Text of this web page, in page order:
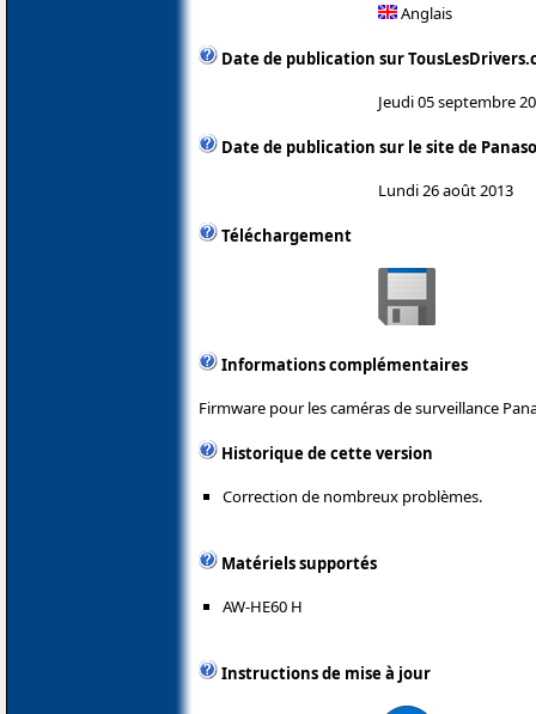
Anglais
Date de publication sur
Jeudi 05 septembre
Date de publication sur le site de
Lundi 26 août 2013
Téléchargement
Informations complémentaires
Firmware pour les caméras de surveillance
Historique de cette version
Correction de nombreux problèmes.
Matériels supportés
AW-HE60 H
Instructions de mise à jour